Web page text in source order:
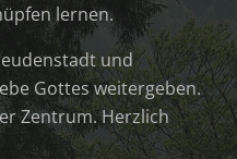
lernen.
und
Gottes weitergeben.
Zentrum. Herzlich